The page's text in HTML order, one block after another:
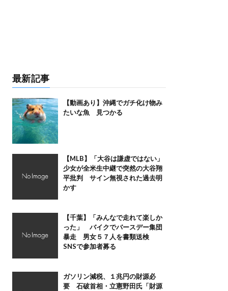
最新記事
【動画あり】沖縄でガチ化け物み
たいな魚 見つかる
【MLB】「大谷は謙虚ではない」
少女が全米生中継で突然の大谷翔
平批判 サイン無視された過去明
かす
【千葉】「みんなで走れて楽しか
った」 バイクでバースデー集団
暴走 男女５７人を書類送検
SNSで参加者募る
ガソリン減税、１兆円の財源必
要 石破首相・立憲野田氏「財源